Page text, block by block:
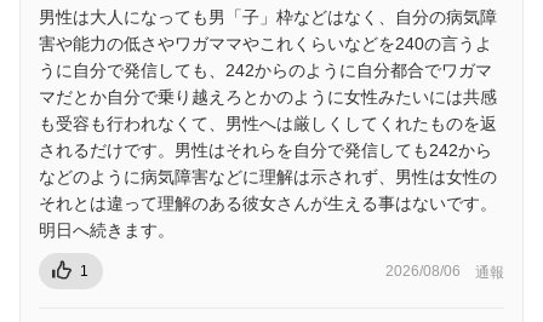
男性は大人になっても男「子」枠などはなく、自分の病気障
害や能力の低さやワガママやこれくらいなどを240の言うよ
うに自分で発信しても、242からのように自分都合でワガマ
マだとか自分で乗り越えろとかのように女性みたいには共感
も受容も行われなくて、男性へは厳しくしてくれたものを返
されるだけです。男性はそれらを自分で発信しても242から
などのように病気障害などに理解は示されず、男性は女性の
それとは違って理解のある彼女さんが生える事はないです。
明日へ続きます。
1 2026/08/06 通報